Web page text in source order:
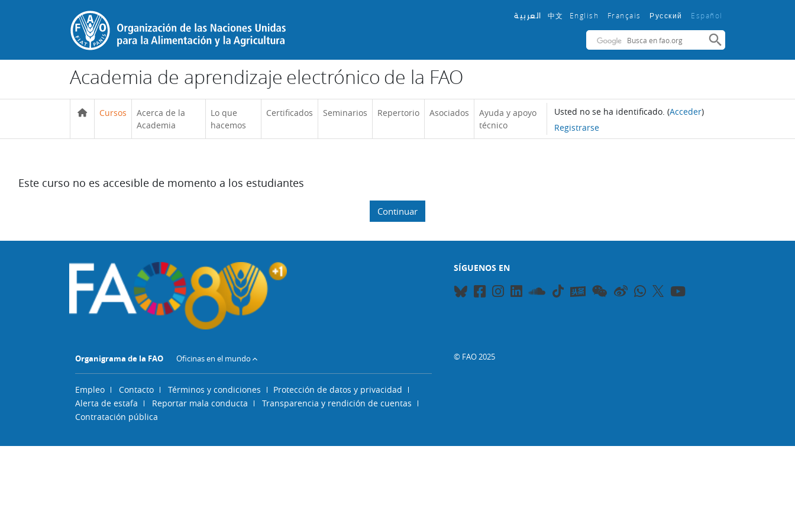
Salta al contenido principal
العربية 中文 English ‎ Français ‎ Русский ‎ Español ‎
Academia de aprendizaje electrónico de la FAO
Cursos
Acerca de la
Academia
Lo que
hacemos
Certificados Seminarios Repertorio Asociados
Ayuda y apoyo
técnico
Usted no se ha identificado. (Acceder)
Registrarse
Este curso no es accesible de momento a los estudiantes
Continuar
SÍGUENOS EN
Organigrama de la FAO Oficinas en el mundo
Empleo Contacto Términos y condiciones
Protección de datos y privacidad
Alerta de estafa
Reportar mala conducta
Transparencia y rendición de cuentas
Contratación pública
© FAO 2025